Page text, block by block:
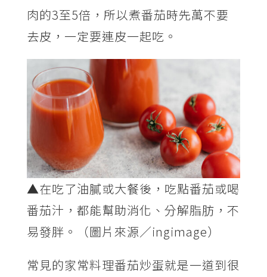
肉的3至5倍，所以煮番茄時先萬不要
去皮，一定要連皮一起吃。
▲在吃了油膩或大餐後，吃點番茄或喝
番茄汁，都能幫助消化、分解脂肪，不
易發胖。（圖片來源／ingimage）
常見的家常料理番茄炒蛋就是一道到很